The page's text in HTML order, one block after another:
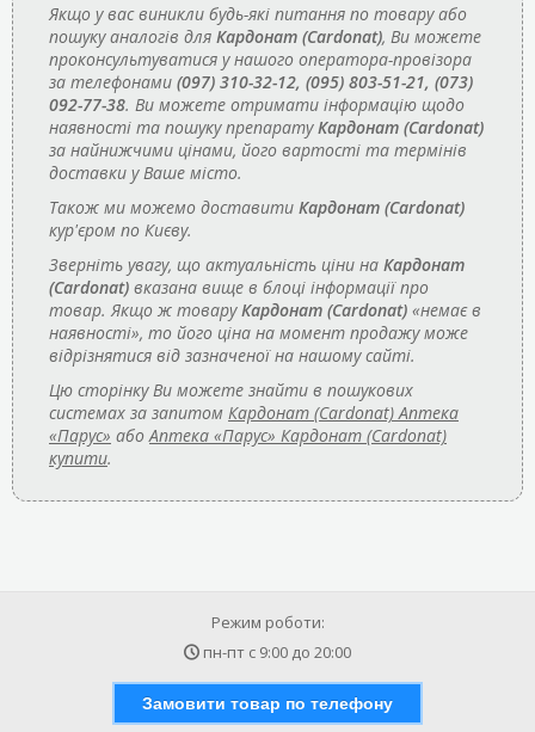
Якщо у вас виникли будь-які питання по товару або
пошуку аналогів для Кардонат (Cardonat), Ви можете
проконсультуватися у нашого оператора-провізора
за телефонами (097) 310-32-12, (095) 803-51-21, (073)
092-77-38. Ви можете отримати інформацію щодо
наявності та пошуку препаратуКардонат (Cardonat)
за найнижчими цінами, його вартості та термінів
доставки у Ваше місто.
Також ми можемо доставити Кардонат (Cardonat)
кур'єром по Києву.
Зверніть увагу, що актуальність ціни на Кардонат
(Cardonat) вказана вище в блоці інформації про
товар. Якщо ж товаруКардонат (Cardonat) «немає в
наявності», то його ціна на момент продажу може
відрізнятися від зазначеної на нашому сайті.
Цю сторінку Ви можете знайти в пошукових
системах за запитом Кардонат (Cardonat) Аптека
«Парус» абоАптека «Парус» Кардонат (Cardonat)
купити.
Режим роботи:
пн-пт с 9:00 до 20:00
Замовити товар по телефону